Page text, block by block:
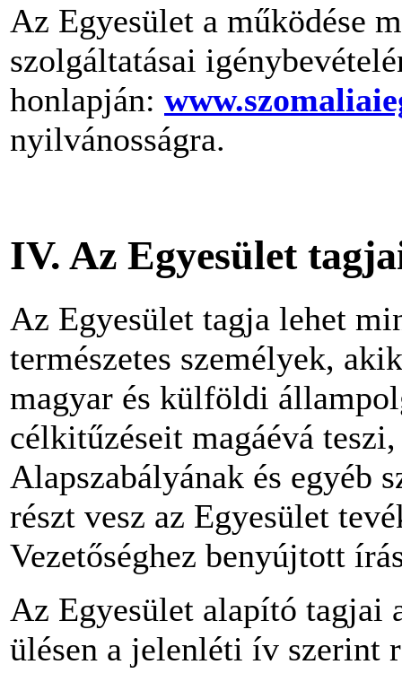
Az Egyesület a működése
szolgáltatásai
honlapján:
nyilvánosságra.
IV. Az Egyesület
Az Egyesület tagja lehet
természetes személyek,
magyar és külföldi
célkitűzéseit magáévá
Alapszabályának és egyéb
részt vesz az Egyesület
Vezetőséghez benyújtott
Az Egyesület alapító tagjai
ülésen a jelenléti ív szerint